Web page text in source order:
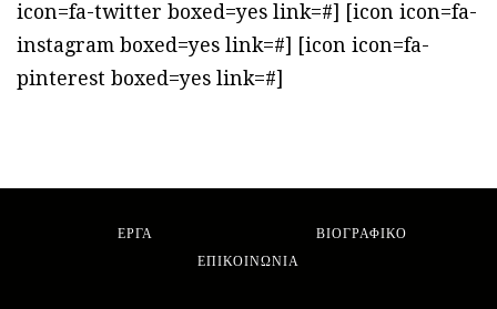
icon=fa-twitter boxed=yes link=#] [icon icon=fa-
instagram boxed=yes link=#] [icon icon=fa-
pinterest boxed=yes link=#]
ΕΡΓΑ
ΒΙΟΓΡΑΦΙΚΟ
ΕΠΙΚΟΙΝΩΝΙΑ